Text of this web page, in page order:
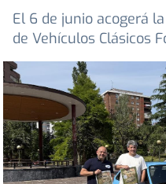
El 6 de junio acogerá
de Vehículos Clásicos